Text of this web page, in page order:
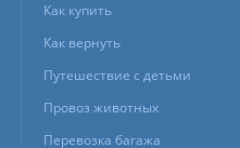
Как купить
Как вернуть
Путешествие с детьми
Провоз животных
Перевозка багажа